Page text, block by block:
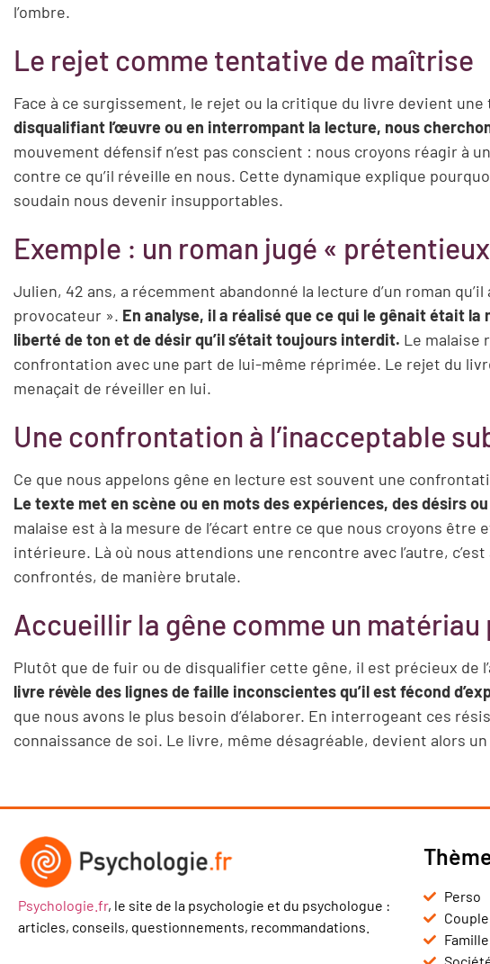
l’ombre.
Le rejet comme tentative de maîtrise
Face à ce surgissement, le rejet ou la critique du livre devient
disqualifiant l’œuvre ou en interrompant la lecture, nous
mouvement défensif n’est pas conscient : nous croyons réagir à
contre ce qu’il réveille en nous. Cette dynamique explique
soudain nous devenir insupportables.
Exemple : un roman jugé «
Julien, 42 ans, a récemment abandonné la lecture d’un roman
provocateur ». En analyse, il a réalisé que ce qui le gênait était
liberté de ton et de désir qu’il s’était toujours interdit. Le malaise
confrontation avec une part de lui-même réprimée. Le rejet du
menaçait de réveiller en lui.
Une confrontation à l’inacceptable
Ce que nous appelons gêne en lecture est souvent une
Le texte met en scène ou en mots des expériences, des désirs
malaise est à la mesure de l’écart entre ce que nous croyons
intérieure. Là où nous attendions une rencontre avec l’autre,
confrontés, de manière brutale.
Accueillir la gêne comme un matériau
Plutôt que de fuir ou de disqualifier cette gêne, il est précieux de
livre révèle des lignes de faille inconscientes qu’il est fécond
que nous avons le plus besoin d’élaborer. En interrogeant ces
connaissance de soi. Le livre, même désagréable, devient alors
Psychologie.fr, le site de la psychologie et du psychologue :
articles, conseils, questionnements, recommandations.
Perso
Couple
Famille